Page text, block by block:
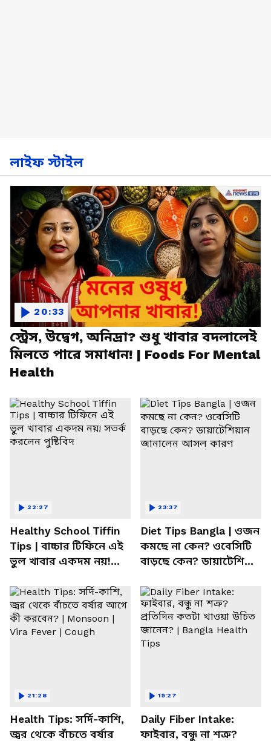
লাইফ স্টাইল
স্ট্রেস, উদ্বেগ, অনিদ্রা? শুধু খাবার বদলালেই
মিলতে পারে সমাধান! | Foods For Mental
Health
20:33
Healthy School Tiffin
Tips | বাচ্চার টিফিনে এই
ভুল খাবার একদম নয়!
22:27
Diet Tips Bangla | ওজন
কমছে না কেন? ওবেসিটি
বাড়ছে কেন? ডায়াটেশিয়ান
23:37
Health Tips: সর্দি-কাশি,
জ্বর থেকে বাঁচতে বর্ষার
21:28
Daily Fiber Intake:
ফাইবার, বন্ধু না শত্রু?
19:27